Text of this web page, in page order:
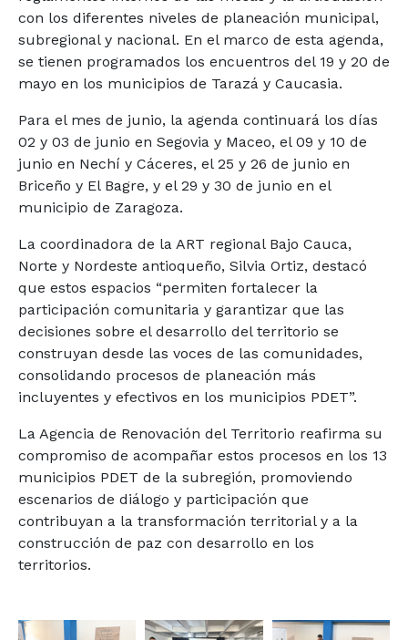
con los diferentes niveles de planeación municipal,
subregional y nacional. En el marco de esta agenda,
se tienen programados los encuentros del 19 y 20 de
mayo en los municipios de Tarazá y Caucasia.
Para el mes de junio, la agenda continuará los días
02 y 03 de junio en Segovia y Maceo, el 09 y 10 de
junio en Nechí y Cáceres, el 25 y 26 de junio en
Briceño y El Bagre, y el 29 y 30 de junio en el
municipio de Zaragoza.
La coordinadora de la ART regional Bajo Cauca,
Norte y Nordeste antioqueño, Silvia Ortiz, destacó
que estos espacios “permiten fortalecer la
participación comunitaria y garantizar que las
decisiones sobre el desarrollo del territorio se
construyan desde las voces de las comunidades,
consolidando procesos de planeación más
incluyentes y efectivos en los municipios PDET”.
La Agencia de Renovación del Territorio reafirma su
compromiso de acompañar estos procesos en los 13
municipios PDET de la subregión, promoviendo
escenarios de diálogo y participación que
contribuyan a la transformación territorial y a la
construcción de paz con desarrollo en los
territorios.